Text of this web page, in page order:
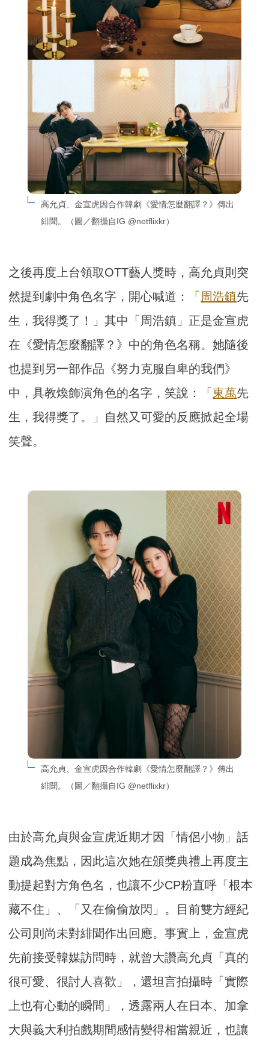
高允貞、金宣虎因合作韓劇《愛情怎麼翻譯？》傳出
緋聞。（圖／翻攝自IG @netflixkr）
之後再度上台領取OTT藝人獎時，高允貞則突
然提到劇中角色名字，開心喊道：「周浩鎮先
生，我得獎了！」其中「周浩鎮」正是金宣虎
在《愛情怎麼翻譯？》中的角色名稱。她隨後
也提到另一部作品《努力克服自卑的我們》
中，具教煥飾演角色的名字，笑說：「東萬先
生，我得獎了。」自然又可愛的反應掀起全場
笑聲。
高允貞、金宣虎因合作韓劇《愛情怎麼翻譯？》傳出
緋聞。（圖／翻攝自IG @netflixkr）
由於高允貞與金宣虎近期才因「情侶小物」話
題成為焦點，因此這次她在頒獎典禮上再度主
動提起對方角色名，也讓不少CP粉直呼「根本
藏不住」、「又在偷偷放閃」。目前雙方經紀
公司則尚未對緋聞作出回應。事實上，金宣虎
先前接受韓媒訪問時，就曾大讚高允貞「真的
很可愛、很討人喜歡」，還坦言拍攝時「實際
上也有心動的瞬間」，透露兩人在日本、加拿
大與義大利拍戲期間感情變得相當親近，也讓